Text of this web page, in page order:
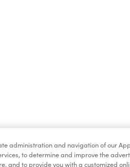
Marchandises
administration and navigation of our
to determine and improve the
and to provide you with a customized